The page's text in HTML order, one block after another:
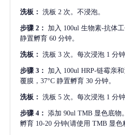
洗板： 洗板 2 次。不浸泡。
步骤 2： 加入 100ul 生物素-抗体
静置孵育 60 分钟。
洗板： 洗板 3 次。每次浸泡 1 分钟
步骤 3： 加入 100ul HRP-链霉亲
覆膜，37°C 静置孵育 30 分钟。
洗板： 洗板 5 次。每次浸泡 1 分钟
步骤 4： 添加 90ul TMB 显色底物
孵育 10-20 分钟(请使用 TMB 显色